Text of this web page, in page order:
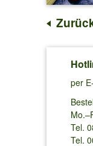
per
Tel.
Tel.